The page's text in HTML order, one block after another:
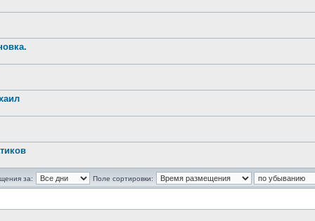
за:
Поле сортировки: